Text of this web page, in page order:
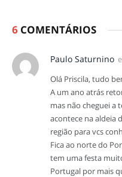
6 COMENTÁRIOS
Paulo Saturnino
Olá Priscila, tudo
A um ano atrás
mas não cheguei a
acontece na aldeia
região para vcs
Fica ao norte do
tem uma festa
Portugal por mais